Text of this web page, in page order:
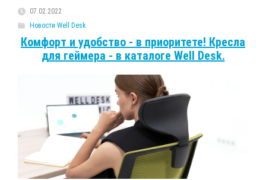
07.02.2022
Новости Well Desk
Комфорт и удобство - в приоритете! Кресла
для геймера - в каталоге Well Desk.